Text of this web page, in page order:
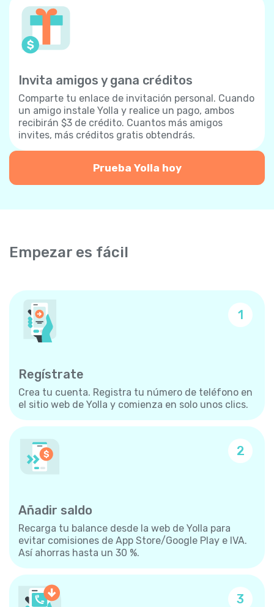
Invita amigos y gana créditos
Comparte tu enlace de invitación personal. Cuando
un amigo instale Yolla y realice un pago, ambos
recibirán $3 de crédito. Cuantos más amigos
invites, más créditos gratis obtendrás.
Prueba Yolla hoy
Empezar es fácil
1
Regístrate
Crea tu cuenta. Registra tu número de teléfono en
el sitio web de Yolla y comienza en solo unos clics.
2
Añadir saldo
Recarga tu balance desde la web de Yolla para
evitar comisiones de App Store/Google Play e IVA.
Así ahorras hasta un 30 %.
3